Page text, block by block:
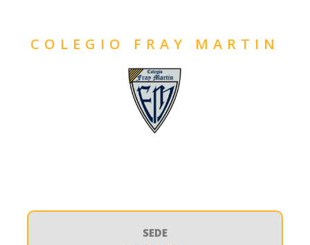
COLEGIO FRAY MARTIN
SEDE